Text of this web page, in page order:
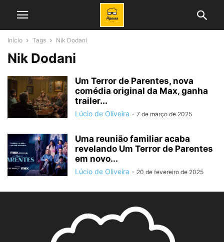
Início Tags Nik Dodani
Nik Dodani
Um Terror de Parentes, nova
comédia original da Max, ganha
trailer...
Lúcio de Oliveira - 7 de março de 2025
Uma reunião familiar acaba
revelando Um Terror de Parentes
em novo...
Lúcio de Oliveira - 20 de fevereiro de 2025